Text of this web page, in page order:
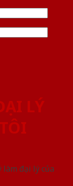
LÝ
đại lý của